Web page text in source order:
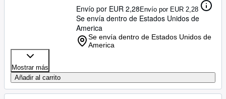
Envío por EUR 2,28Envío por EUR 2,28
Se envía dentro de Estados Unidos de
America
Se envía dentro de Estados Unidos de
America
Mostrar más
Añadir al carrito